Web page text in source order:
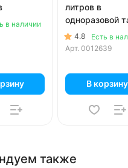
в наличии
литров в
одноразовой
4.8
Есть в
Арт. 0012639
В корзину
также